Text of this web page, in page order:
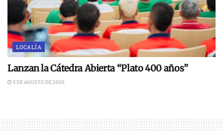
LOCALÍA
Lanzan la Cátedra Abierta “Plato 400 años”
5 DE AGOSTO DE 2026